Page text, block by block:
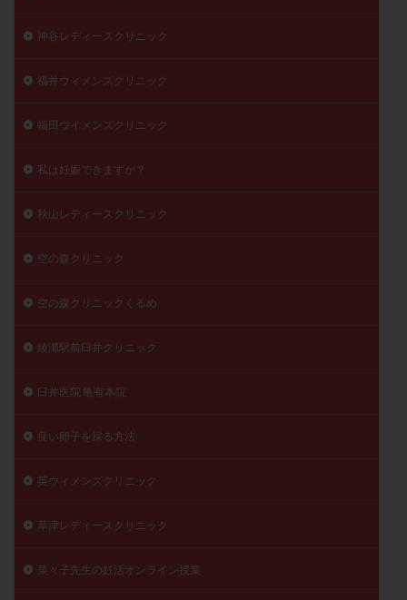
神谷レディースクリニック
福井ウィメンズクリニック
福田ウイメンズクリニック
私は妊娠できますか？
秋山レディースクリニック
空の森クリニック
空の森クリニックくるめ
綾瀬駅前臼井クリニック
臼井医院 亀有本院
良い卵子を採る方法
英ウィメンズクリニック
草津レディースクリニック
菜々子先生の妊活オンライン授業